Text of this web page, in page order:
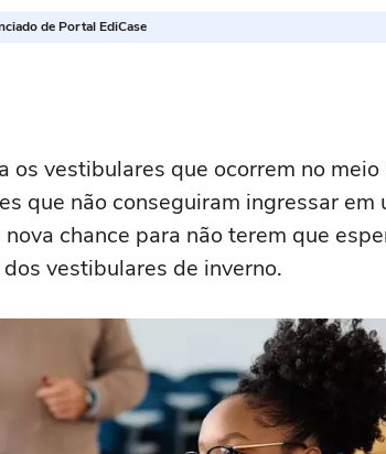
de Portal EdiCase
os vestibulares que ocorrem no
que não conseguiram ingressar
chance para não terem que
vestibulares de inverno.